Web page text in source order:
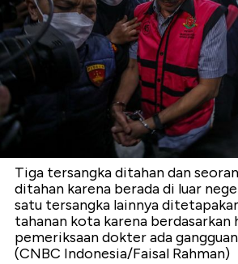
Tiga tersangka ditahan dan
ditahan karena berada di luar
satu tersangka lainnya
tahanan kota karena berdasarkan
pemeriksaan dokter ada
(CNBC Indonesia/Faisal Rahman)